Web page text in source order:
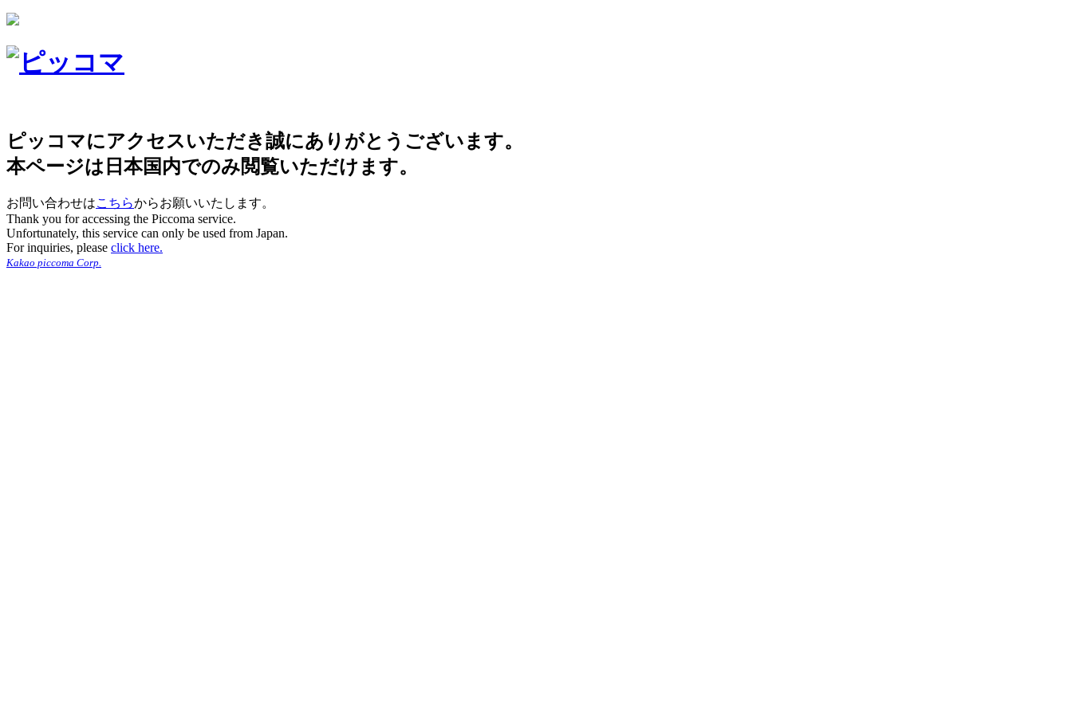
ピッコマにアクセスいただき誠にありがとうございます。
本ページは日本国内でのみ閲覧いただけます。
お問い合わせはこちらからお願いいたします。
Thank you for accessing the Piccoma service.
Unfortunately, this service can only be used from Japan.
For inquiries, please click here.
Kakao piccoma Corp.